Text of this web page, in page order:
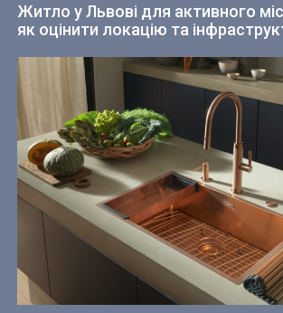
Житло у Львові для активного
як оцінити локацію та